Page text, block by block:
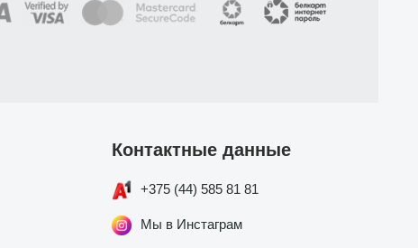
Контактные данные
+375 (44) 585 81 81
Мы в Инстаграм